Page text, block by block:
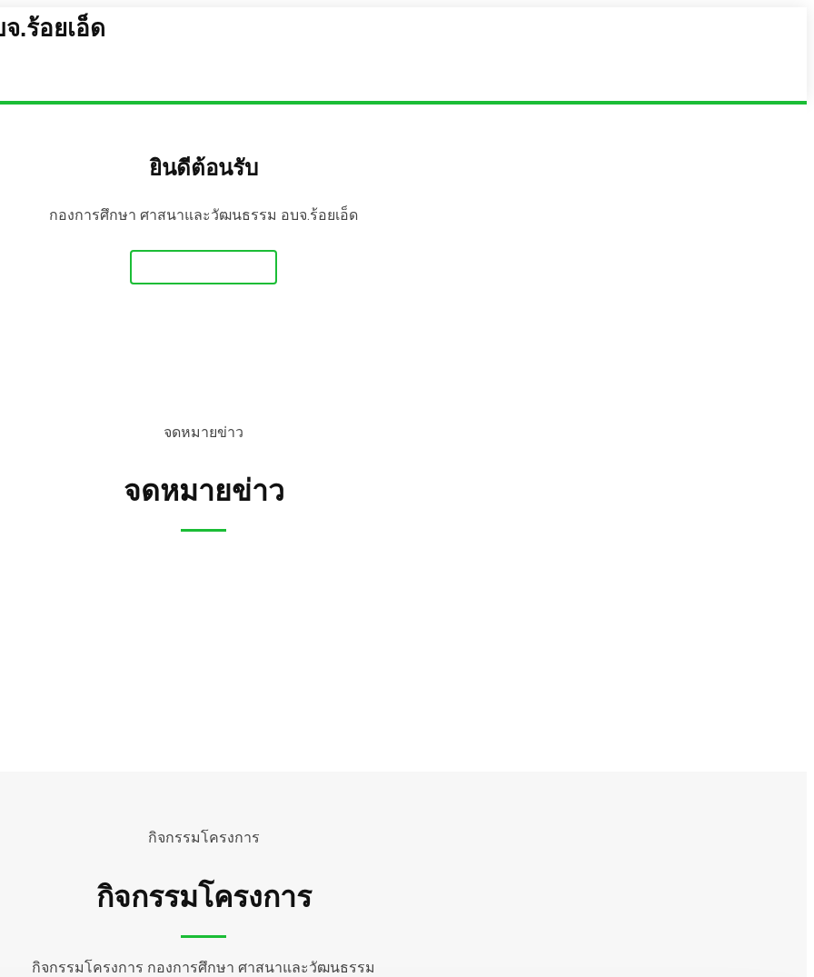
.ร้อยเอ็ด
ยินดีต้อนรับ
กองการศึกษา ศาสนาและวัฒนธรรม อบจ.ร้อยเอ็ด
จดหมายข่าว
จดหมายข่าว
กิจกรรมโครงการ
กิจกรรมโครงการ
กิจกรรมโครงการ กองการศึกษา ศาสนาและวัฒนธรรม